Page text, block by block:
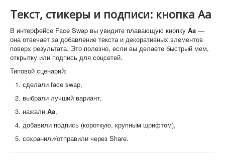
Текст, стикеры и подписи: кнопка Aa
В интерфейсе Face Swap вы увидите плавающую кнопку Aa —
она отвечает за добавление текста и декоративных элементов
поверх результата. Это полезно, если вы делаете быстрый мем,
открытку или подпись для соцсетей.
Типовой сценарий:
сделали face swap,
выбрали лучший вариант,
нажали Aa,
добавили подпись (короткую, крупным шрифтом),
сохранили/отправили через Share.